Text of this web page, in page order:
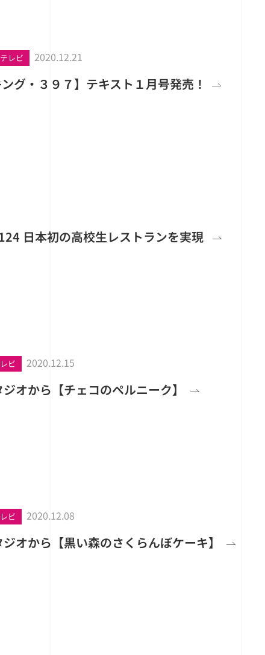
テレビ 2020.12.21
グ・３９７】テキスト１月号発売！
日本初の高校生レストランを実現
ビ 2020.12.15
オから【チェコのペルニーク】
ビ 2020.12.08
オから【黒い森のさくらんぼケーキ】